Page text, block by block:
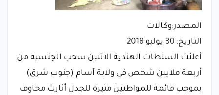
المصدر:وكالات
التاريخ: 30 يوليو 2018
أعلنت السلطات الهندية الاثنين سحب الجنسية من
أربعة ملايين شخص في ولاية آسام (جنوب شرق)
بموجب قائمة للمواطنين مثيرة للجدل أثارت مخاوف